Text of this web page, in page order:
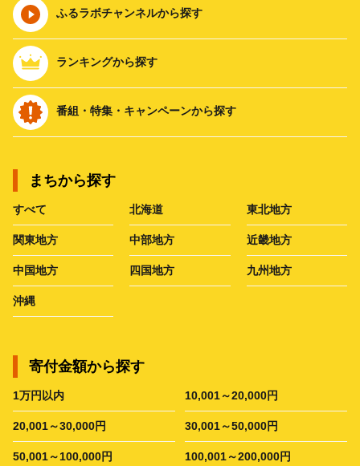
ふるラボチャンネルから探す
ランキングから探す
番組・特集・キャンペーンから探す
まちから探す
すべて 北海道 東北地方
関東地方 中部地方 近畿地方
中国地方 四国地方 九州地方
沖縄
寄付金額から探す
1万円以内 10,001～20,000円
20,001～30,000円 30,001～50,000円
50,001～100,000円 100,001～200,000円